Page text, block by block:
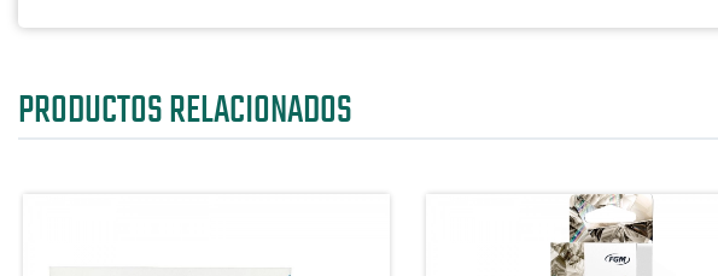
PRODUCTOS RELACIONADOS